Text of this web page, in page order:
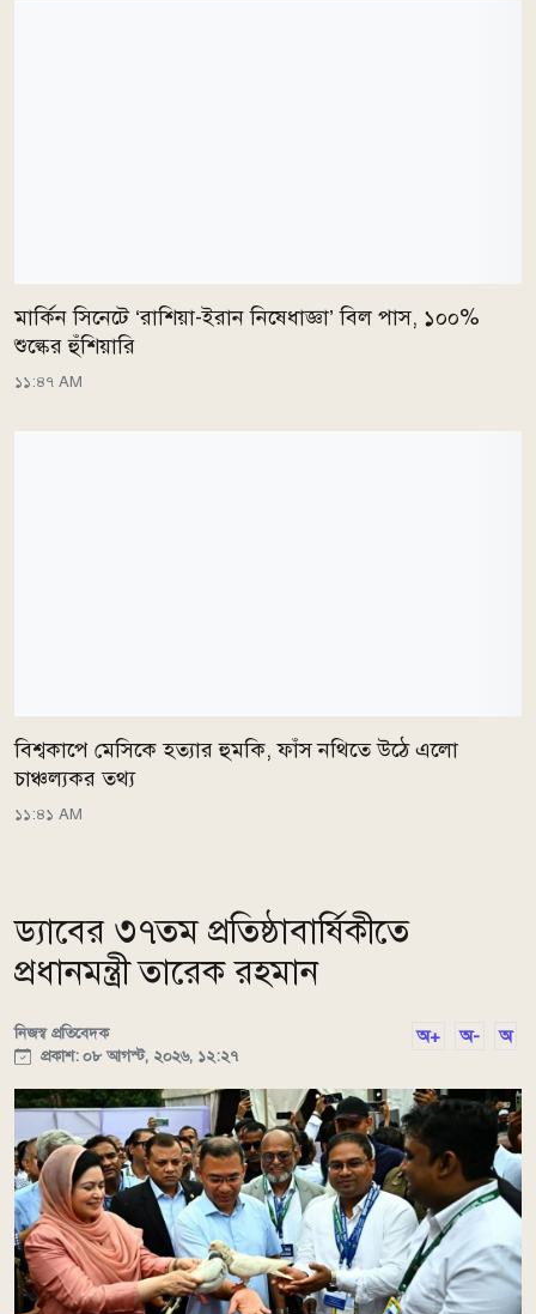
মার্কিন সিনেটে ‘রাশিয়া-ইরান নিষেধাজ্ঞা’ বিল পাস, ১০০%
শুল্কের হুঁশিয়ারি
১১:৪৭ AM
বিশ্বকাপে মেসিকে হত্যার হুমকি, ফাঁস নথিতে উঠে এলো
চাঞ্চল্যকর তথ্য
১১:৪১ AM
ড্যাবের ৩৭তম প্রতিষ্ঠাবার্ষিকীতে
প্রধানমন্ত্রী তারেক রহমান
নিজস্ব প্রতিবেদক
প্রকাশ: ০৮ আগস্ট, ২০২৬, ১২:২৭
অ+ অ- অ